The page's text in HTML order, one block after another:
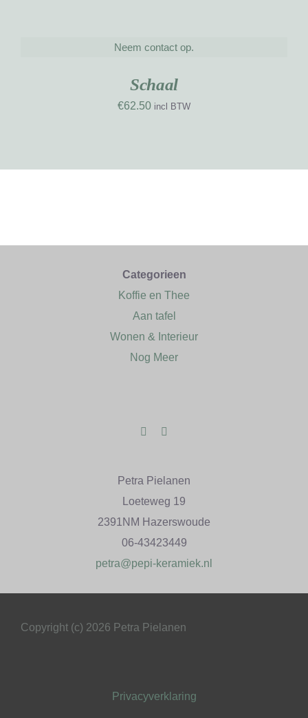
Neem contact op.
Schaal
€62.50 incl BTW
Categorieen
Koffie en Thee
Aan tafel
Wonen & Interieur
Nog Meer
Petra Pielanen
Loeteweg 19
2391NM Hazerswoude
06-43423449
petra@pepi-keramiek.nl
Copyright (c) 2026 Petra Pielanen
Privacyverklaring